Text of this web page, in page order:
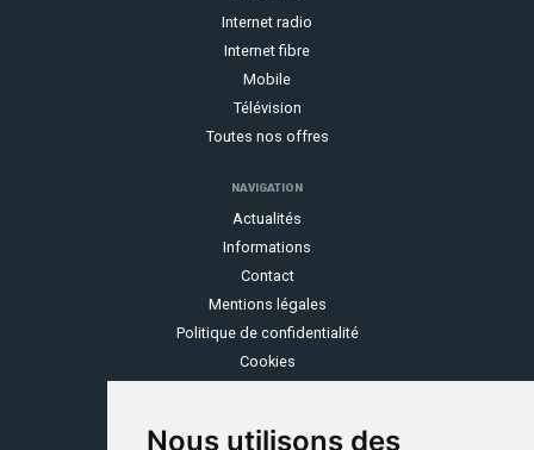
Nous utilisons des
Internet radio
Internet fibre
Mobile
Télévision
Toutes nos offres
NAVIGATION
Actualités
Informations
Contact
Mentions légales
Politique de confidentialité
Cookies
Espace client